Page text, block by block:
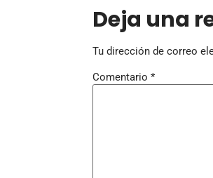
Deja una
Tu dirección de correo
Comentario *